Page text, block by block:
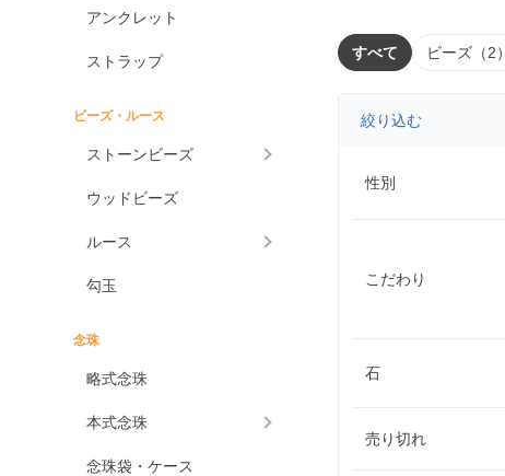
アンクレット
ストラップ
ビーズ・ルース
ストーンビーズ
ウッドビーズ
ルース
勾玉
念珠
略式念珠
本式念珠
念珠袋・ケース
すべて ビーズ（2）
絞り込む
性別
こだわり
石
売り切れ